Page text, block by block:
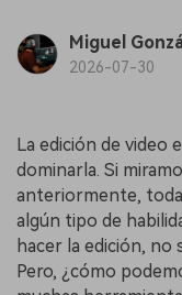
Miguel
2026-07-30
La edición de video
dominarla. Si
anteriormente,
algún tipo de
hacer la edición, no
Pero, ¿cómo